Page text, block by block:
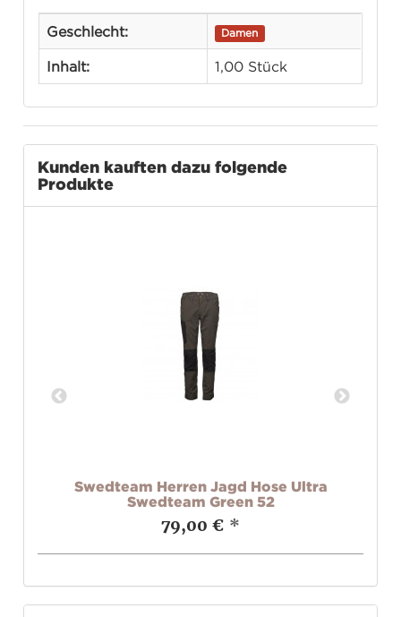
Geschlecht: Damen
Inhalt: 1,00 Stück
Kunden kauften dazu folgende
Produkte
Swedteam Herren Jagd Hose Ultra
Swedteam Green 52
79,00 € *